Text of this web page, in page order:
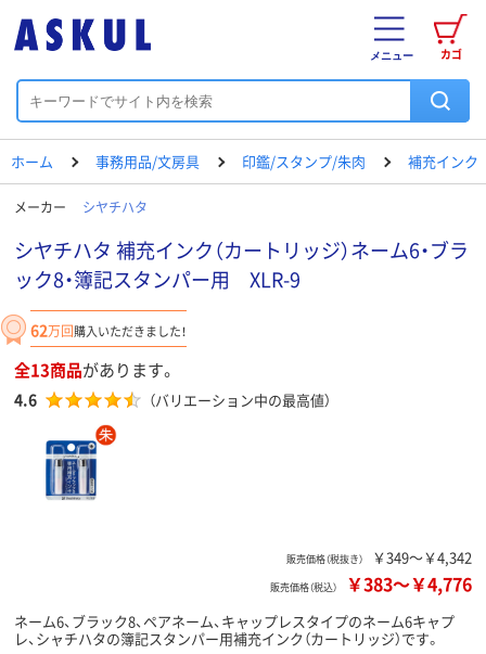
カゴ
メニュー
ホーム 事務用品/文房具 印鑑/スタンプ/朱肉 補充インク
メーカー シヤチハタ
シヤチハタ 補充インク（カートリッジ）ネーム6・ブラ
ック8・簿記スタンパー用 XLR-9
62万回購入いただきました！
全13商品があります。
4.6 （バリエーション中の最高値）
販売価格（税抜き） ￥349～￥4,342
販売価格（税込） ￥383～￥4,776
ネーム6、ブラック8、ペアネーム、キャップレスタイプのネーム6キャプ
レ、シャチハタの簿記スタンパー用補充インク（カートリッジ）です。